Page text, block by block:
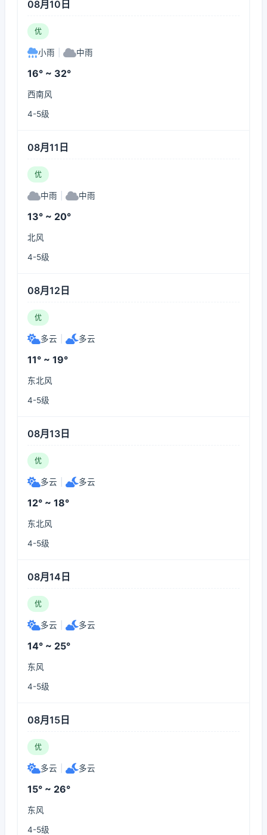
08月10日
优
小雨 中雨
16° ~ 32°
西南风
4-5级
08月11日
优
中雨 中雨
13° ~ 20°
北风
4-5级
08月12日
优
多云 多云
11° ~ 19°
东北风
4-5级
08月13日
优
多云 多云
12° ~ 18°
东北风
4-5级
08月14日
优
多云 多云
14° ~ 25°
东风
4-5级
08月15日
优
多云 多云
15° ~ 26°
东风
4-5级